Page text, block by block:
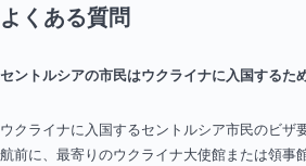
よくある質問
セントルシアの市民はウクライナに入国するた
ウクライナに入国するセントルシア市民のビザ
航前に、最寄りのウクライナ大使館または領事